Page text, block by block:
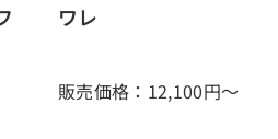
ワレ
販売価格：12,100円～